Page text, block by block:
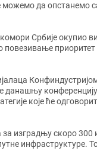
можемо да опстанемо
комори Србије окупио
повезивање
конференцију
које ће
изградњу скоро 300
инфраструктуре.